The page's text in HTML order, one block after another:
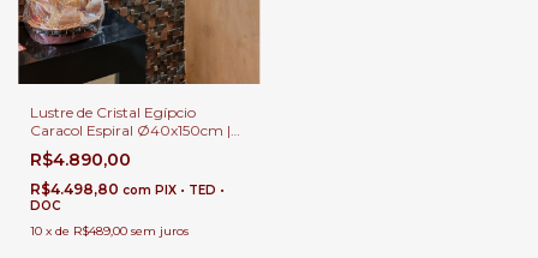
Lustre de Cristal Egípcio
Caracol Espiral Ø40x150cm |
Padaria Rosa de Ouro
R$4.890,00
R$4.498,80 com PIX • TED •
DOC
10 x de R$489,00 sem juros